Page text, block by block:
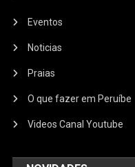
Eventos
Noticias
Praias
O que fazer em Peruíbe
Videos Canal Youtube